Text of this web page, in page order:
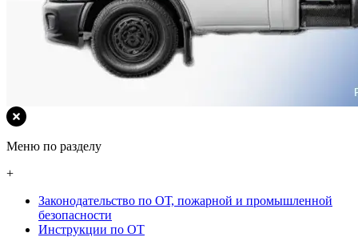
Меню по разделу
+
Законодательство по ОТ, пожарной и промышленной
безопасности
Инструкции по ОТ